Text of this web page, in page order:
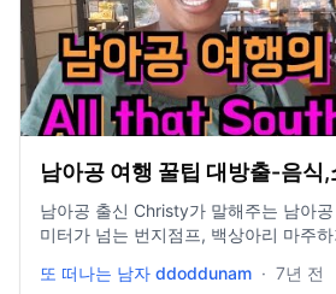
남아공 여행 꿀팁 대방출-음식,
남아공 출신 Christy가 말해주는 남아공 여
미터가 넘는 번지점프, 백상아리 마주
야 할 쇼핑리스트까지 남아공여행을 준비하고 있는 당신이라
또 떠나는 남자 ddoddunam · 7년 전